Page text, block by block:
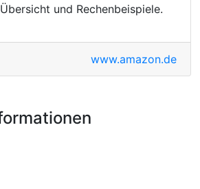
und Rechenbeispiele.
www.amazon.de